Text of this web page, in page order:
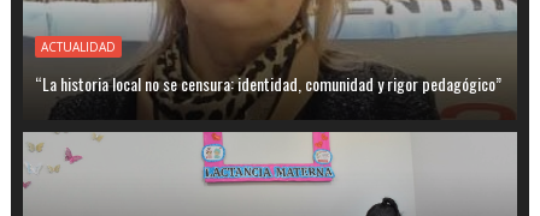
ACTUALIDAD
“La historia local no se censura: identidad, comunidad y rigor pedagógico”